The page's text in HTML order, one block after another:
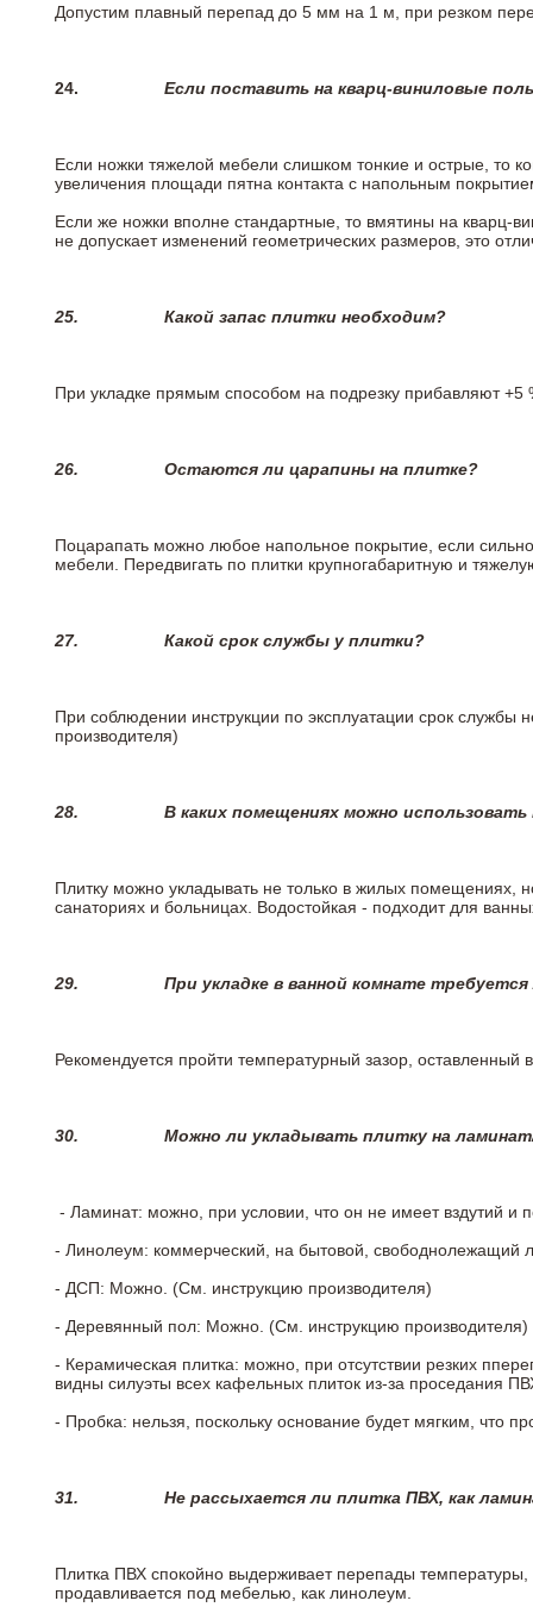
Допустим плавный перепад до 5 мм на 1 м, при резком
24. Если поставить на кварц-виниловые
Если ножки тяжелой мебели слишком тонкие и острые, то
увеличения площади пятна контакта с напольным
Если же ножки вполне стандартные, то вмятины на кварц-
не допускает изменений геометрических размеров, это
25. Какой запас плитки необходим?
При укладке прямым способом на подрезку прибавляют +5
26. Остаются ли царапины на плитке?
Поцарапать можно любое напольное покрытие, если
мебели. Передвигать по плитки крупногабаритную и
27. Какой срок службы у плитки?
При соблюдении инструкции по эксплуатации срок
производителя)
28. В каких помещениях можно
Плитку можно укладывать не только в жилых помещениях,
санаториях и больницах. Водостойкая - подходит для
29. При укладке в ванной комнате
Рекомендуется пройти температурный зазор,
30. Можно ли укладывать плитку на
- Ламинат: можно, при условии, что он не имеет вздутий
- Линолеум: коммерческий, на бытовой, свободнолежащий
- ДСП: Можно. (См. инструкцию производителя)
- Деревянный пол: Можно. (См. инструкцию производителя)
- Керамическая плитка: можно, при отсутствии резких
видны силуэты всех кафельных плиток из-за проседания
- Пробка: нельзя, поскольку основание будет мягким, что
31. Не рассыхается ли плитка ПВХ, как
Плитка ПВХ спокойно выдерживает перепады температуры,
продавливается под мебелью, как линолеум.